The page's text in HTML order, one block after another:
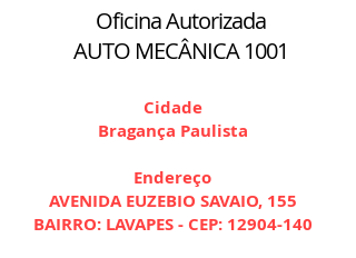
Oficina Autorizada
AUTO MECÂNICA 1001
Cidade
Bragança Paulista
Endereço
AVENIDA EUZEBIO SAVAIO, 155
BAIRRO: LAVAPES - CEP: 12904-140